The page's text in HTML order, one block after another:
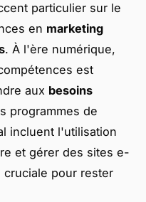
particulier sur le
en marketing
. À l'ère numérique,
est
aux besoins
programmes de
incluent l'utilisation
et gérer des sites e-
pour rester